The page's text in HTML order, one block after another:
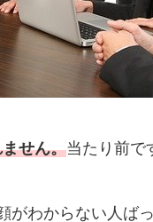
せん。当たり前で
がわからない人ば